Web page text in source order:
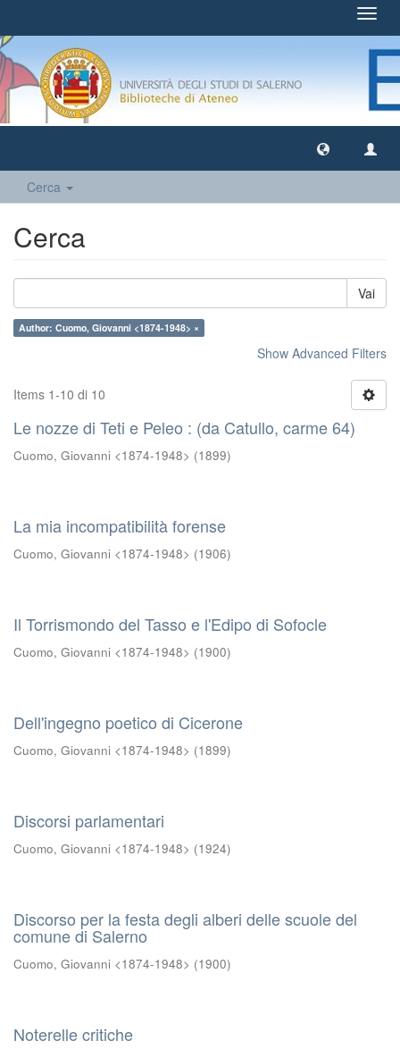
Cerca
Cerca
Vai
Author: Cuomo, Giovanni <1874-1948> ×
Show Advanced Filters
Items 1-10 di 10
Le nozze di Teti e Peleo : (da Catullo, carme 64)
Cuomo, Giovanni <1874-1948> (1899)
La mia incompatibilità forense
Cuomo, Giovanni <1874-1948> (1906)
Il Torrismondo del Tasso e l'Edipo di Sofocle
Cuomo, Giovanni <1874-1948> (1900)
Dell'ingegno poetico di Cicerone
Cuomo, Giovanni <1874-1948> (1899)
Discorsi parlamentari
Cuomo, Giovanni <1874-1948> (1924)
Discorso per la festa degli alberi delle scuole del
comune di Salerno
Cuomo, Giovanni <1874-1948> (1900)
Noterelle critiche